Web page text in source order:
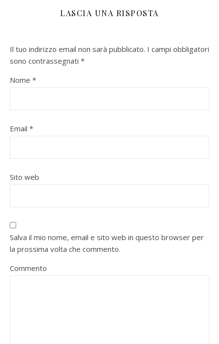
LASCIA UNA RISPOSTA
Il tuo indirizzo email non sarà pubblicato. I campi obbligatori
sono contrassegnati *
Nome *
Email *
Sito web
Salva il mio nome, email e sito web in questo browser per
la prossima volta che commento.
Commento